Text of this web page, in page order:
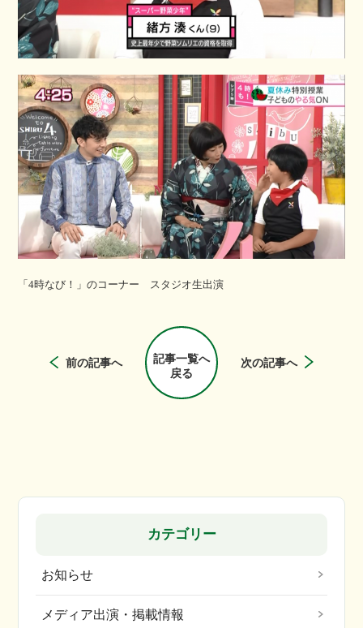
「4時なび！」のコーナー スタジオ生出演
前の記事へ
記事一覧へ
戻る
次の記事へ
カテゴリー
お知らせ
メディア出演・掲載情報